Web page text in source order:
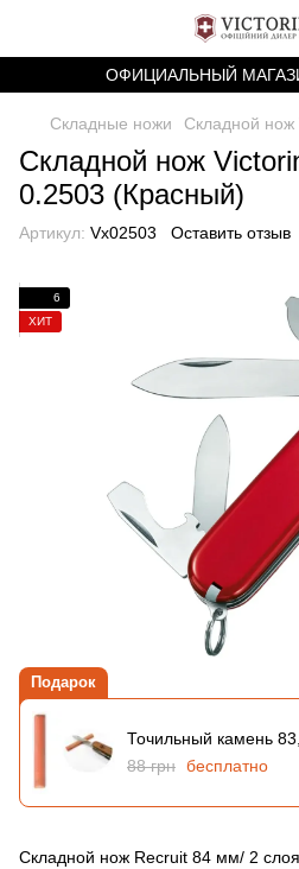
ОФИЦИАЛЬНЫЙ
Складные ножи Складной
Складной нож
0.2503 (Красный)
Артикул: Vx02503 Оставить отзыв
6
ХИТ
Подарок
Точильный камень
88 грн бесплатно
Складной нож Recruit 84 мм/ 2